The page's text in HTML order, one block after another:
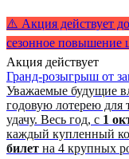
⚠️ Акция действует
сезонное повышение
Акция действует
Гранд-розыгрыш от
Уважаемые будущие
годовую лотерею для
удачу. Весь год, с 1
каждый купленный
билет на 4 крупных